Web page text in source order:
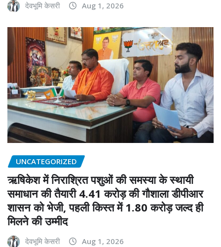
देवभूमि केसरी Aug 1, 2026
UNCATEGORIZED
ऋषिकेश में निराश्रित पशुओं की समस्या के स्थायी
समाधान की तैयारी 4.41 करोड़ की गौशाला डीपीआर
शासन को भेजी, पहली किस्त में 1.80 करोड़ जल्द ही
मिलने की उम्मीद
देवभूमि केसरी Aug 1, 2026